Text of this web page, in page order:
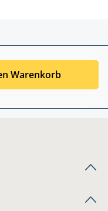
Warenkorb